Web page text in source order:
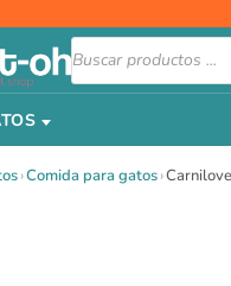
Búsqueda
de
productos
›Comida para gatos›